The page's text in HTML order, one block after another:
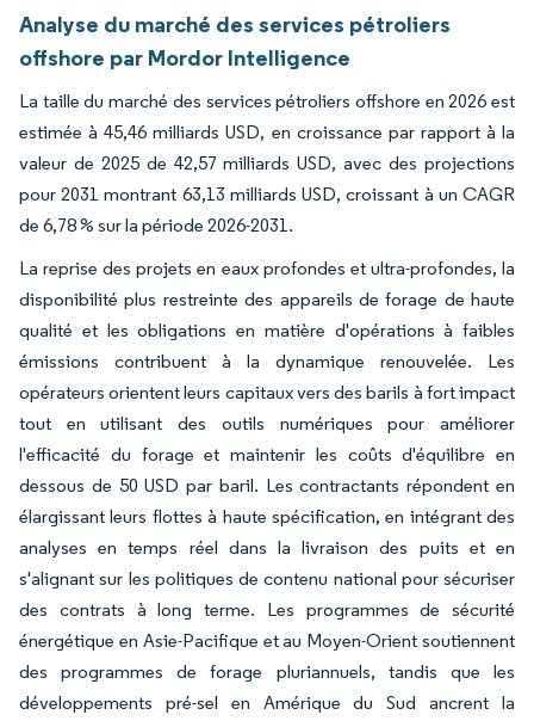
Analyse du marché des services pétroliers
offshore par Mordor Intelligence
La taille du marché des services pétroliers offshore en 2026 est
estimée à 45,46 milliards USD, en croissance par rapport à la
valeur de 2025 de 42,57 milliards USD, avec des projections
pour 2031 montrant 63,13 milliards USD, croissant à un CAGR
de 6,78 % sur la période 2026-2031.
La reprise des projets en eaux profondes et ultra-profondes, la
disponibilité plus restreinte des appareils de forage de haute
qualité et les obligations en matière d'opérations à faibles
émissions contribuent à la dynamique renouvelée. Les
opérateurs orientent leurs capitaux vers des barils à fort impact
tout en utilisant des outils numériques pour améliorer
l'efficacité du forage et maintenir les coûts d'équilibre en
dessous de 50 USD par baril. Les contractants répondent en
élargissant leurs flottes à haute spécification, en intégrant des
analyses en temps réel dans la livraison des puits et en
s'alignant sur les politiques de contenu national pour sécuriser
des contrats à long terme. Les programmes de sécurité
énergétique en Asie-Pacifique et au Moyen-Orient soutiennent
des programmes de forage pluriannuels, tandis que les
développements pré-sel en Amérique du Sud ancrent la